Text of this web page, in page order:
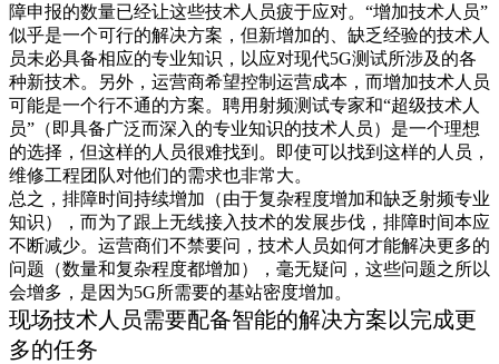
障申报的数量已经让这些技术人员疲于应对。“增加技术人员”
似乎是一个可行的解决方案，但新增加的、缺乏经验的技术人
员未必具备相应的专业知识，以应对现代5G测试所涉及的各
种新技术。另外，运营商希望控制运营成本，而增加技术人员
可能是一个行不通的方案。聘用射频测试专家和“超级技术人
员”（即具备广泛而深入的专业知识的技术人员）是一个理想
的选择，但这样的人员很难找到。即使可以找到这样的人员，
维修工程团队对他们的需求也非常大。
总之，排障时间持续增加（由于复杂程度增加和缺乏射频专业
知识），而为了跟上无线接入技术的发展步伐，排障时间本应
不断减少。运营商们不禁要问，技术人员如何才能解决更多的
问题（数量和复杂程度都增加），毫无疑问，这些问题之所以
会增多，是因为5G所需要的基站密度增加。
现场技术人员需要配备智能的解决方案以完成更
多的任务